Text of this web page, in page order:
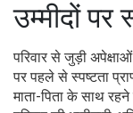
उम्मीदों पर
परिवार से जुड़ी
पर पहले से स्पष्टता
माता-पिता के साथ